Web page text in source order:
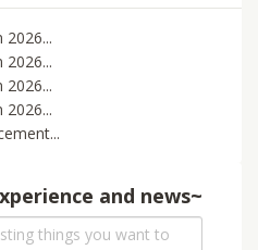
2026...
2026...
2026...
2026...
and news~